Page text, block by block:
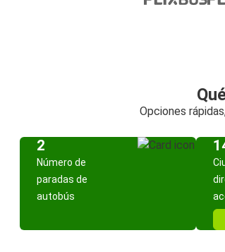
Opciones
2
Número de
paradas de
autobús